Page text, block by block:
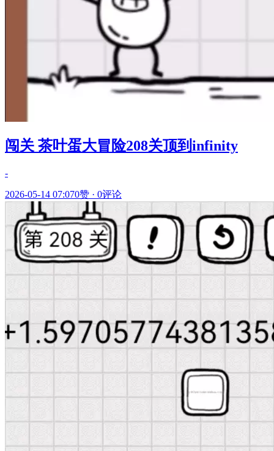
闯关 茶叶蛋大冒险208关顶到infinity
-
2026-05-14 07:070赞 · 0评论